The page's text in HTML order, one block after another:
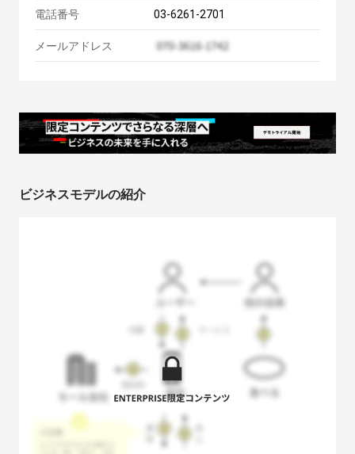
電話番号
03-6261-2701
メールアドレス
ビジネスモデルの紹介